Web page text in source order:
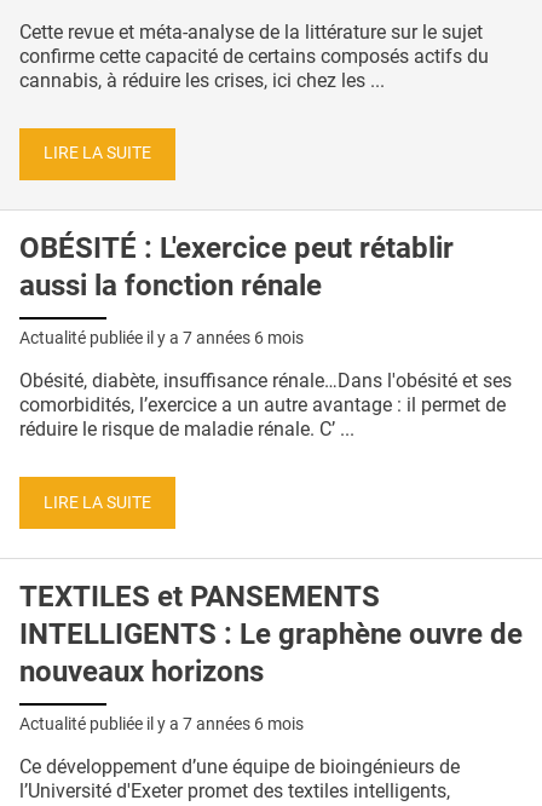
Cette revue et méta-analyse de la littérature sur le sujet
confirme cette capacité de certains composés actifs du
cannabis, à réduire les crises, ici chez les ...
LIRE LA SUITE
OBÉSITÉ : L'exercice peut rétablir
aussi la fonction rénale
Actualité publiée il y a 7 années 6 mois
Obésité, diabète, insuffisance rénale…Dans l'obésité et ses
comorbidités, l’exercice a un autre avantage : il permet de
réduire le risque de maladie rénale. C’ ...
LIRE LA SUITE
TEXTILES et PANSEMENTS
INTELLIGENTS : Le graphène ouvre de
nouveaux horizons
Actualité publiée il y a 7 années 6 mois
Ce développement d’une équipe de bioingénieurs de
l’Université d'Exeter promet des textiles intelligents,